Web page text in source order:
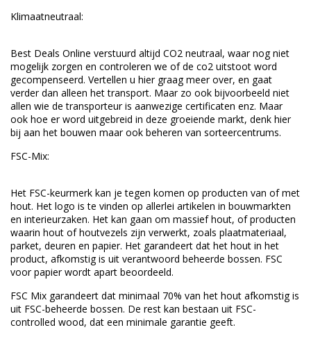
Klimaatneutraal:
Best Deals Online verstuurd altijd CO2 neutraal, waar nog niet
mogelijk zorgen en controleren we of de co2 uitstoot word
gecompenseerd. Vertellen u hier graag meer over, en gaat
verder dan alleen het transport. Maar zo ook bijvoorbeeld niet
allen wie de transporteur is aanwezige certificaten enz. Maar
ook hoe er word uitgebreid in deze groeiende markt, denk hier
bij aan het bouwen maar ook beheren van sorteercentrums.
FSC-Mix:
Het FSC-keurmerk kan je tegen komen op producten van of met
hout. Het logo is te vinden op allerlei artikelen in bouwmarkten
en interieurzaken. Het kan gaan om massief hout, of producten
waarin hout of houtvezels zijn verwerkt, zoals plaatmateriaal,
parket, deuren en papier. Het garandeert dat het hout in het
product, afkomstig is uit verantwoord beheerde bossen. FSC
voor papier wordt apart beoordeeld.
FSC Mix garandeert dat minimaal 70% van het hout afkomstig is
uit FSC-beheerde bossen. De rest kan bestaan uit FSC-
controlled wood, dat een minimale garantie geeft.